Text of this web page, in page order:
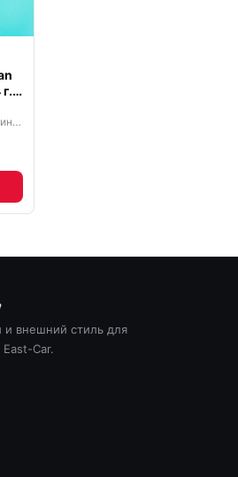
Nissan Teana J32 рестайлинг (2011—2013)
внешний стиль для
Car.